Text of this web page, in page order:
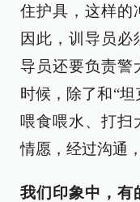
住护具，这样的
因此，训导员必
导员还要负责警
时候，除了和“
喂食喂水、打扫
情愿，经过沟通
我们印象中，有